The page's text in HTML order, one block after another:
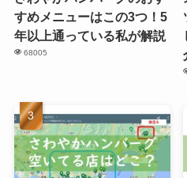
すめメニューはこの3つ！5
年以上通っている私が解説
68005